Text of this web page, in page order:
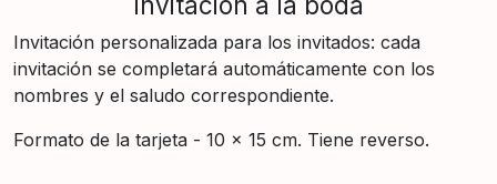
Invitación personalizada para los invitados: cada
invitación se completará automáticamente con los
nombres y el saludo correspondiente.
Formato de la tarjeta - 10 × 15 cm. Tiene reverso.